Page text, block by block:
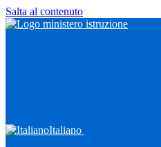
Salta al contenuto
Italiano